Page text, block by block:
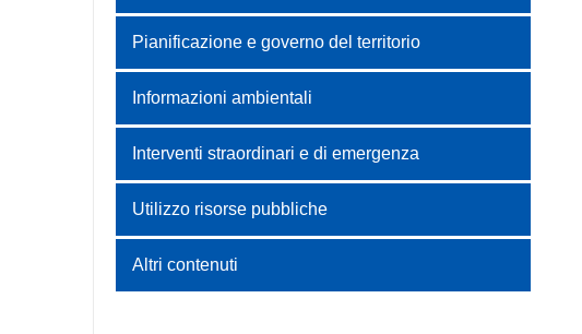
Pianificazione e governo del territorio
Informazioni ambientali
Interventi straordinari e di emergenza
Utilizzo risorse pubbliche
Altri contenuti